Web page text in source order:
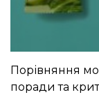
Порівняння
поради та